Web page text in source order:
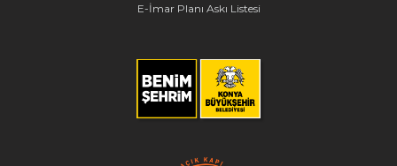
E-İmar Planı Askı Listesi